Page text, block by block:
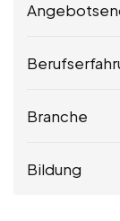
Branche
Bildung